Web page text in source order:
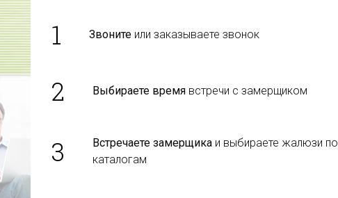
1 Звоните или заказываете звонок
2 Выбираете время встречи с замерщиком
3 Встречаете замерщика и выбираете жалюзи по
каталогам